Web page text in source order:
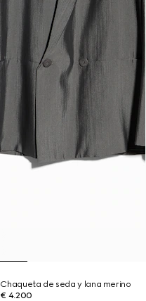
Chaqueta de seda y lana merino
€ 4.200